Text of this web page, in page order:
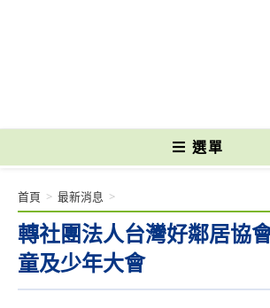
選單
轉社團法人台灣好鄰居協
童及少年大會
首頁 > 最新消息 >